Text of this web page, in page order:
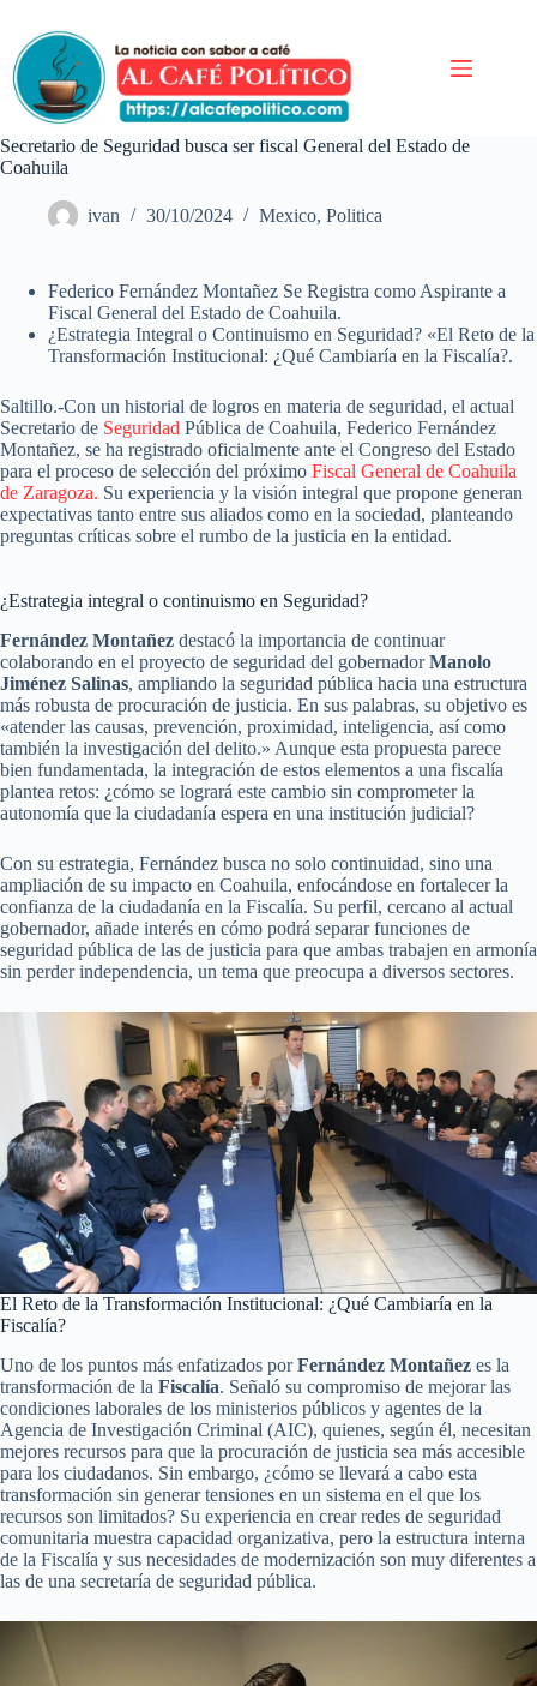
contenido
Secretario de Seguridad busca ser fiscal General del Estado de
Coahuila
ivan 30/10/2024 Mexico, Politica
Federico Fernández Montañez Se Registra como Aspirante a
Fiscal General del Estado de Coahuila.
¿Estrategia Integral o Continuismo en Seguridad? «El Reto de la
Transformación Institucional: ¿Qué Cambiaría en la Fiscalía?.
Saltillo.-Con un historial de logros en materia de seguridad, el actual
Secretario de Seguridad Pública de Coahuila, Federico Fernández
Montañez, se ha registrado oficialmente ante el Congreso del Estado
para el proceso de selección del próximo Fiscal General de Coahuila
de Zaragoza. Su experiencia y la visión integral que propone generan
expectativas tanto entre sus aliados como en la sociedad, planteando
preguntas críticas sobre el rumbo de la justicia en la entidad.
¿Estrategia integral o continuismo en Seguridad?
Fernández Montañez destacó la importancia de continuar
colaborando en el proyecto de seguridad del gobernadorManolo
Jiménez Salinas, ampliando la seguridad pública hacia una estructura
más robusta de procuración de justicia. En sus palabras, su objetivo es
«atender las causas, prevención, proximidad, inteligencia, así como
también la investigación del delito.» Aunque esta propuesta parece
bien fundamentada, la integración de estos elementos a una fiscalía
plantea retos: ¿cómo se logrará este cambio sin comprometer la
autonomía que la ciudadanía espera en una institución judicial?
Con su estrategia, Fernández busca no solo continuidad, sino una
ampliación de su impacto en Coahuila, enfocándose en fortalecer la
confianza de la ciudadanía en la Fiscalía. Su perfil, cercano al actual
gobernador, añade interés en cómo podrá separar funciones de
seguridad pública de las de justicia para que ambas trabajen en armonía
sin perder independencia, un tema que preocupa a diversos sectores.
El Reto de la Transformación Institucional: ¿Qué Cambiaría en la
Fiscalía?
Uno de los puntos más enfatizados porFernández Montañez es la
transformación de la Fiscalía. Señaló su compromiso de mejorar las
condiciones laborales de los ministerios públicos y agentes de la
Agencia de Investigación Criminal (AIC), quienes, según él, necesitan
mejores recursos para que la procuración de justicia sea más accesible
para los ciudadanos. Sin embargo, ¿cómo se llevará a cabo esta
transformación sin generar tensiones en un sistema en el que los
recursos son limitados? Su experiencia en crear redes de seguridad
comunitaria muestra capacidad organizativa, pero la estructura interna
de la Fiscalía y sus necesidades de modernización son muy diferentes a
las de una secretaría de seguridad pública.